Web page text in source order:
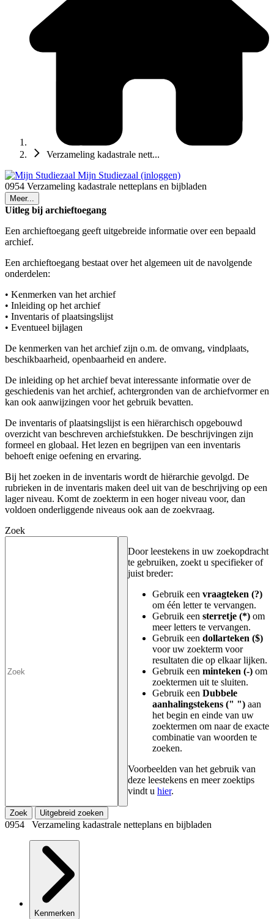
Verzameling kadastrale nett...
Mijn Studiezaal (inloggen)
0954 Verzameling kadastrale netteplans en bijbladen
Meer...
Uitleg bij archieftoegang
Een archieftoegang geeft uitgebreide informatie over een bepaald
archief.
Een archieftoegang bestaat over het algemeen uit de navolgende
onderdelen:
• Kenmerken van het archief
• Inleiding op het archief
• Inventaris of plaatsingslijst
• Eventueel bijlagen
De kenmerken van het archief zijn o.m. de omvang, vindplaats,
beschikbaarheid, openbaarheid en andere.
De inleiding op het archief bevat interessante informatie over de
geschiedenis van het archief, achtergronden van de archiefvormer en
kan ook aanwijzingen voor het gebruik bevatten.
De inventaris of plaatsingslijst is een hiërarchisch opgebouwd
overzicht van beschreven archiefstukken. De beschrijvingen zijn
formeel en globaal. Het lezen en begrijpen van een inventaris
behoeft enige oefening en ervaring.
Bij het zoeken in de inventaris wordt de hiërarchie gevolgd. De
rubrieken in de inventaris maken deel uit van de beschrijving op een
lager niveau. Komt de zoekterm in een hoger niveau voor, dan
voldoen onderliggende niveaus ook aan de zoekvraag.
Zoek
Door leestekens in uw zoekopdracht
te gebruiken, zoekt u specifieker of
juist breder:
Gebruik een vraagteken (?)
om één letter te vervangen.
Gebruik een sterretje (*) om
meer letters te vervangen.
Gebruik een dollarteken ($)
voor uw zoekterm voor
resultaten die op elkaar lijken.
Gebruik een minteken (-) om
zoektermen uit te sluiten.
Gebruik een Dubbele
aanhalingstekens (" ") aan
het begin en einde van uw
zoektermen om naar de exacte
combinatie van woorden te
zoeken.
Voorbeelden van het gebruik van
deze leestekens en meer zoektips
vindt u hier.
Zoek Uitgebreid zoeken
0954 Verzameling kadastrale netteplans en bijbladen
Kenmerken